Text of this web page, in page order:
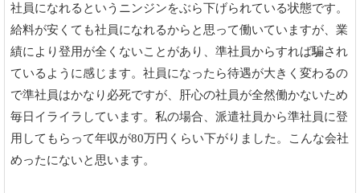
社員になれるというニンジンをぶら下げられている状態です。
給料が安くても社員になれるからと思って働いていますが、業
績により登用が全くないことがあり、準社員からすれば騙され
ているように感じます。社員になったら待遇が大きく変わるの
で準社員はかなり必死ですが、肝心の社員が全然働かないため
毎日イライラしています。私の場合、派遣社員から準社員に登
用してもらって年収が80万円くらい下がりました。こんな会社
めったにないと思います。